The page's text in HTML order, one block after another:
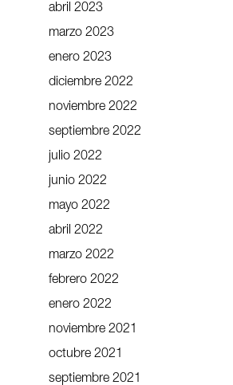
abril 2023
marzo 2023
enero 2023
diciembre 2022
noviembre 2022
septiembre 2022
julio 2022
junio 2022
mayo 2022
abril 2022
marzo 2022
febrero 2022
enero 2022
noviembre 2021
octubre 2021
septiembre 2021